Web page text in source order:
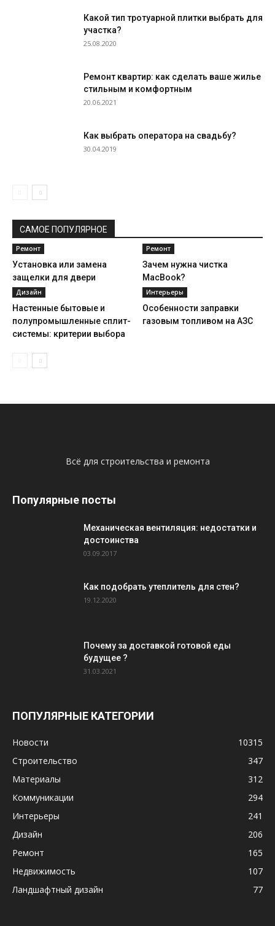
Какой тип тротуарной плитки выбрать для
участка?
25.08.2020
Ремонт квартир: как сделать ваше жилье
стильным и комфортным
20.06.2021
Как выбрать оператора на свадьбу?
30.04.2019
САМОЕ ПОПУЛЯРНОЕ
Ремонт
Установка или замена
защелки для двери
Ремонт
Зачем нужна чистка
MacBook?
Дизайн
Настенные бытовые и
полупромышленные сплит-
системы: критерии выбора
Интерьеры
Особенности заправки
газовым топливом на АЗС
Всё для строительства и ремонта
Популярные посты
Механическая вентиляция: недостатки и
достоинства
03.09.2017
Как подобрать утеплитель для стен?
19.12.2020
Почему за доставкой готовой еды
будущее ?
31.03.2021
ПОПУЛЯРНЫЕ КАТЕГОРИИ
Новости
10315
Строительство
347
Материалы
312
Коммуникации
294
Интерьеры
241
Дизайн
206
Ремонт
165
Недвижимость
107
Ландшафтный дизайн
77